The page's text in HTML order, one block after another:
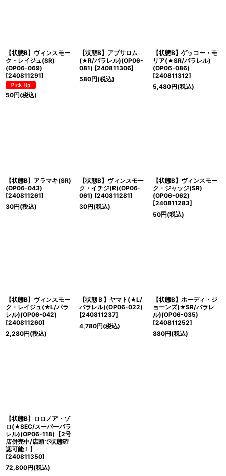
【状態B】ヴィンスモー
ク・レイジュ(SR)
(OP06-069)
[240811291]
50円(税込)
【状態B】アブサロム
(★R/パラレル)(OP06-
081) [240811306]
580円(税込)
【状態B】ゲッコー・モ
リア(★SR/パラレル)
(OP06-086)
[240811312]
5,480円(税込)
【状態B】アラマキ(SR)
(OP06-043)
[240811261]
30円(税込)
【状態B】ヴィンスモー
ク・イチジ(R)(OP06-
061) [240811281]
30円(税込)
【状態B】ヴィンスモー
ク・ジャッジ(SR)
(OP06-062)
[240811283]
50円(税込)
【状態B】ヴィンスモー
ク・レイジュ(★L/パラ
レル)(OP06-042)
[240811260]
2,280円(税込)
【状態Ｂ】ヤマト(★L/
パラレル)(OP06-022)
[240811237]
4,780円(税込)
【状態B】ホーディ・ジ
ョーンズ(★SR/パラレ
ル)(OP06-035)
[240811252]
880円(税込)
【状態B】ロロノア・ゾ
ロ(★SEC/スーパーパラ
レル)(OP06-118)【2号
店併売中/店頭で状態確
認可能！】
[240811350]
72,800円(税込)